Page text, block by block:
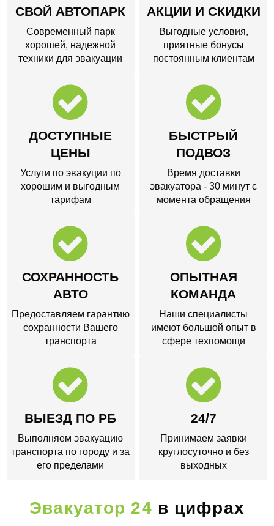
СВОЙ АВТОПАРК
Современный парк
хорошей, надежной
техники для эвакуации
АКЦИИ И СКИДКИ
Выгодные условия,
приятные бонусы
постоянным клиентам
ДОСТУПНЫЕ
ЦЕНЫ
Услуги по эвакуции по
хорошим и выгодным
тарифам
БЫСТРЫЙ
ПОДВОЗ
Время доставки
эвакуатора - 30 минут с
момента обращения
СОХРАННОСТЬ
АВТО
Предоставляем гарантию
сохранности Вашего
транспорта
ОПЫТНАЯ
КОМАНДА
Наши специалисты
имеют большой опыт в
сфере техпомощи
ВЫЕЗД ПО РБ
Выполняем эвакуацию
транспорта по городу и за
его пределами
24/7
Принимаем заявки
круглосуточно и без
выходных
Эвакуатор 24 в цифрах